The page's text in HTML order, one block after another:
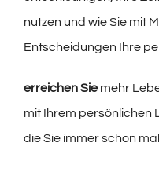
nutzen und wie Sie mit
Entscheidungen Ihre
erreichen Sie mehr
mit Ihrem persönlichen
die Sie immer schon